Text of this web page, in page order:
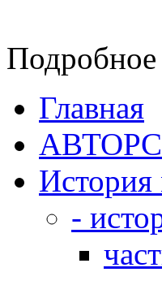
Главная
История
-